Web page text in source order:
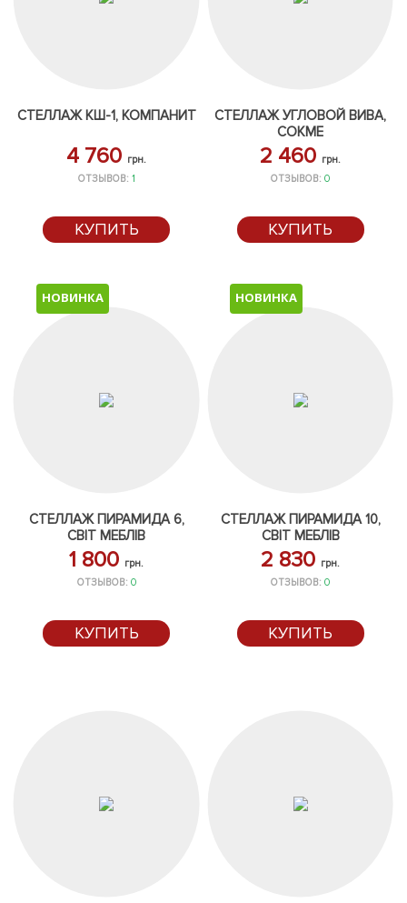
СТЕЛЛАЖ КШ-1, КОМПАНИТ
4 760 грн.
ОТЗЫВОВ: 1
КУПИТЬ
СТЕЛЛАЖ УГЛОВОЙ ВИВА,
СОКМЕ
2 460 грн.
ОТЗЫВОВ:0
КУПИТЬ
НОВИНКА
СТЕЛЛАЖ ПИРАМИДА 6,
СВІТ МЕБЛІВ
1 800 грн.
ОТЗЫВОВ: 0
КУПИТЬ
НОВИНКА
СТЕЛЛАЖ ПИРАМИДА 10,
СВІТ МЕБЛІВ
2 830 грн.
ОТЗЫВОВ:0
КУПИТЬ